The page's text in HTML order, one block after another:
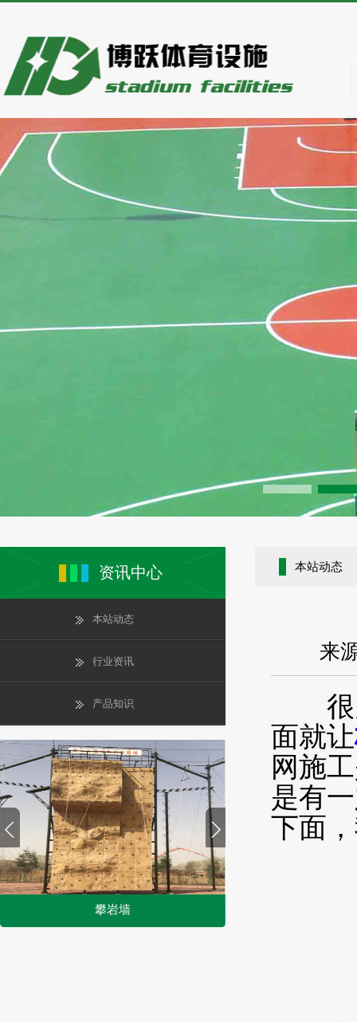
资讯中心
本站动态
行业资讯
产品知识
攀岩墙
本站动态
来
很多
面就让
网施
是有
下面